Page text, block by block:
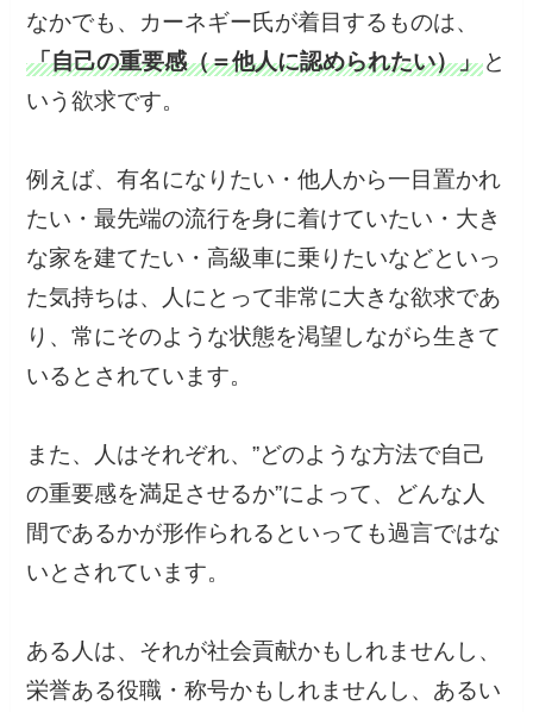
なかでも、カーネギー氏が着目するものは、
「自己の重要感（＝他人に認められたい）」 と
いう欲求です。
例えば、有名になりたい・他人から一目置かれ
たい・最先端の流行を身に着けていたい・大き
な家を建てたい・高級車に乗りたいなどといっ
た気持ちは、人にとって非常に大きな欲求であ
り、常にそのような状態を渇望しながら生きて
いるとされています。
また、人はそれぞれ、”どのような方法で自己
の重要感を満足させるか”によって、どんな人
間であるかが形作られるといっても過言ではな
いとされています。
ある人は、それが社会貢献かもしれませんし、
栄誉ある役職・称号かもしれませんし、あるい